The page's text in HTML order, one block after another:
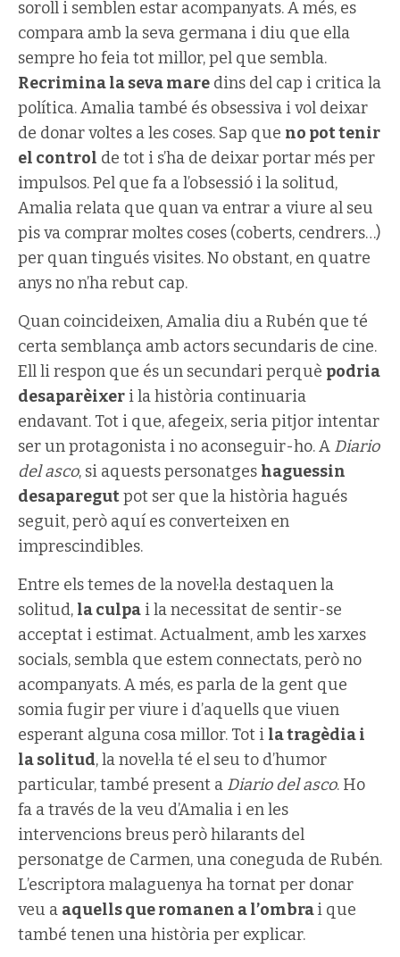
soroll i semblen estar acompanyats. A més, es
compara amb la seva germana i diu que ella
sempre ho feia tot millor, pel que sembla.
Recrimina la seva mare dins del cap i critica la
política. Amalia també és obsessiva i vol deixar
de donar voltes a les coses. Sap que no pot tenir
el control de tot i s’ha de deixar portar més per
impulsos. Pel que fa a l’obsessió i la solitud,
Amalia relata que quan va entrar a viure al seu
pis va comprar moltes coses (coberts, cendrers…)
per quan tingués visites. No obstant, en quatre
anys no n’ha rebut cap.
Quan coincideixen, Amalia diu a Rubén que té
certa semblança amb actors secundaris de cine.
Ell li respon que és un secundari perquè podria
desaparèixer i la història continuaria
endavant. Tot i que, afegeix, seria pitjor intentar
ser un protagonista i no aconseguir-ho. A Diario
del asco, si aquests personatges haguessin
desaparegutpot ser que la història hagués
seguit, però aquí es converteixen en
imprescindibles.
Entre els temes de la novel·la destaquen la
solitud, la culpa i la necessitat de sentir-se
acceptat i estimat. Actualment, amb les xarxes
socials, sembla que estem connectats, però no
acompanyats. A més, es parla de la gent que
somia fugir per viure i d’aquells que viuen
esperant alguna cosa millor. Tot i la tragèdia i
la solitud, la novel·la té el seu to d’humor
particular, també present a Diario del asco. Ho
fa a través de la veu d’Amalia i en les
intervencions breus però hilarants del
personatge de Carmen, una coneguda de Rubén.
L’escriptora malaguenya ha tornat per donar
veu a aquells que romanen a l’ombrai que
també tenen una història per explicar.